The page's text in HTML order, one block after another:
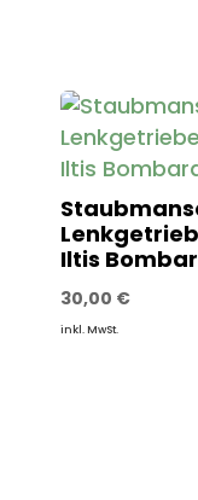
Iltis
30,00 €
inkl. MwSt.